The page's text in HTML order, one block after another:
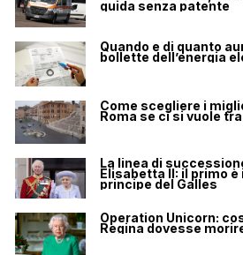
guida senza patente
Quando e di quanto
bollette dell’energia
Come scegliere i
Roma se ci si vuole
La linea di
Elisabetta II: il primo è
principe del Galles
Operation Unicorn:
Regina dovesse